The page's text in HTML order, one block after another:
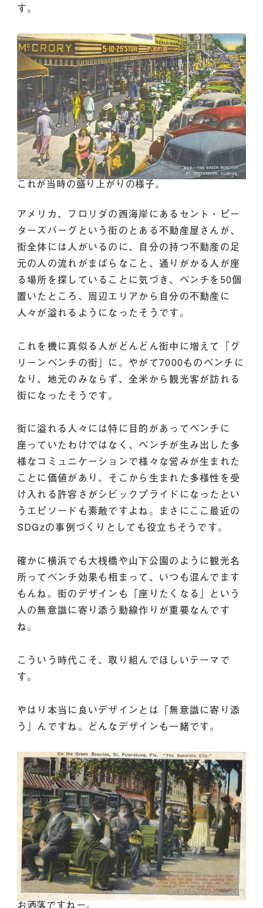
す。
これが当時の盛り上がりの様子。
アメリカ、フロリダの西海岸にあるセント・ピー
ターズバーグという街のとある不動産屋さんが、
街全体には人がいるのに、自分の持つ不動産の足
元の人の流れがまばらなこと、通りがかる人が座
る場所を探していることに気づき、ベンチを50個
置いたところ、周辺エリアから自分の不動産に
人々が溢れるようになったそうです。
これを機に真似る人がどんどん街中に増えて「グ
リーンベンチの街」に。やがて7000ものベンチに
なり、地元のみならず、全米から観光客が訪れる
街になったそうです。
街に溢れる人々には特に目的があってベンチに
座っていたわけではなく、ベンチが生み出した多
様なコミュニケーションで様々な営みが生まれた
ことに価値があり、そこから生まれた多様性を受
け入れる許容さがシビックプライドになったとい
うエピソードも素敵ですよね。まさにここ最近の
SDGzの事例づくりとしても役立ちそうです。
確かに横浜でも大桟橋や山下公園のように観光名
所ってベンチ効果も相まって、いつも混んでます
もんね。街のデザインも「座りたくなる」という
人の無意識に寄り添う動線作りが重要なんです
ね。
こういう時代こそ、取り組んでほしいテーマで
す。
やはり本当に良いデザインとは「無意識に寄り添
う」んですね。どんなデザインも一緒です。
お洒落ですねー。